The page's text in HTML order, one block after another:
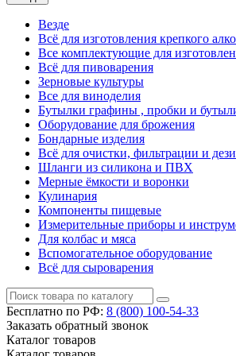
Везде
Всё для изготовления крепкого
Все комплектующие для
Всё для пивоварения
Зерновые культуры
Все для виноделия
Бутылки графины , пробки и
Оборудование для брожения
Бондарные изделия
Всё для очистки, фильтрации и
Шланги из силикона и ПВХ
Мерные ёмкости и воронки
Кулинария
Компоненты пищевые
Измерительные приборы и
Для колбас и мяса
Вспомогательное оборудование
Всё для сыроварения
Бесплатно по РФ: 8 (800) 100-54-33
Заказать обратный звонок
Каталог товаров